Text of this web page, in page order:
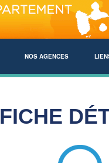
NOS AGENCES
FICHE